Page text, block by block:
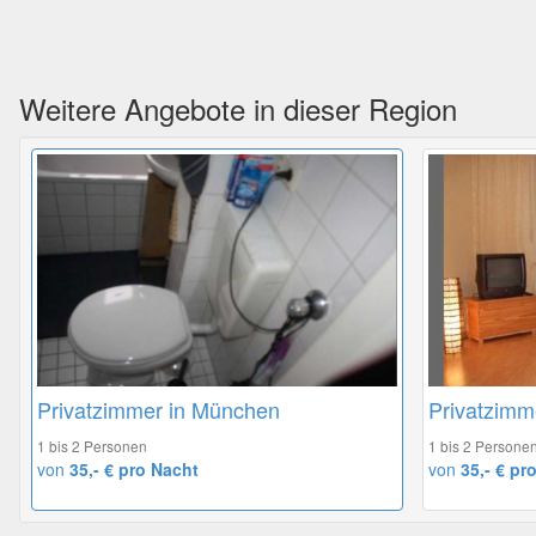
Weitere Angebote in dieser Region
Privatzimmer in München
1 bis 2 Personen
von 35,- € pro Nacht
1 bis 2
von 35,- €